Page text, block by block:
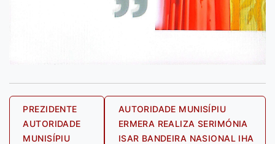
Post
navigation
PREZIDENTE
AUTORIDADE
MUNISÍPIU
AUTORIDADE MUNISÍPIU
ERMERA REALIZA SERIMÓNIA
ISAR BANDEIRA NASIONAL IHA